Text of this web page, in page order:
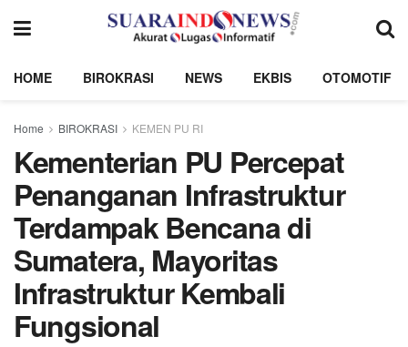
HOME BIROKRASI NEWS EKBIS OTOMOTIF
Home BIROKRASI KEMEN PU RI
Kementerian PU Percepat
Penanganan Infrastruktur
Terdampak Bencana di
Sumatera, Mayoritas
Infrastruktur Kembali
Fungsional